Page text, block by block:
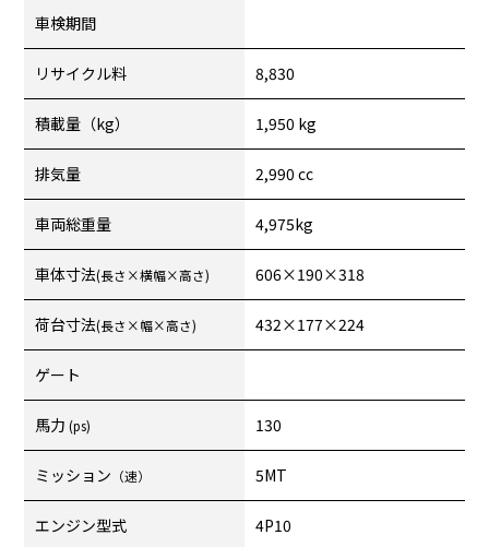
車検期間
リサイクル料 8,830
積載量（kg） 1,950 kg
排気量 2,990 cc
車両総重量 4,975kg
車体寸法(長さ×横幅×高さ) 606×190×318
荷台寸法(長さ×幅×高さ) 432×177×224
ゲート
馬力 (ps) 130
ミッション （速） 5MT
エンジン型式
4P10